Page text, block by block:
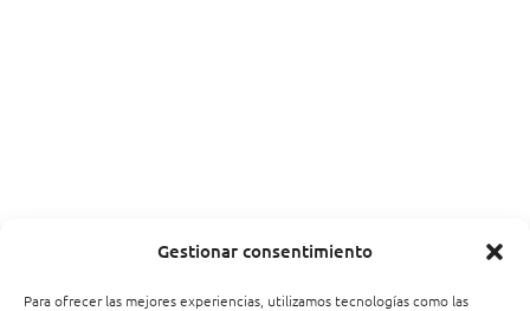
Gestionar consentimiento
Para ofrecer las mejores experiencias, utilizamos tecnologías como las